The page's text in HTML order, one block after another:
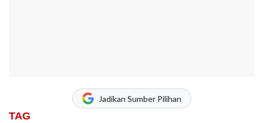
Jadikan Sumber Pilihan
TAG